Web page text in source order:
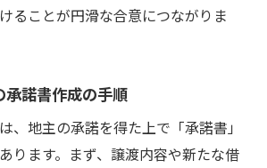
ることが円滑な合意につながりま
諾書作成の手順
、地主の承諾を得た上で「承諾書」
ります。まず、譲渡内容や新たな借